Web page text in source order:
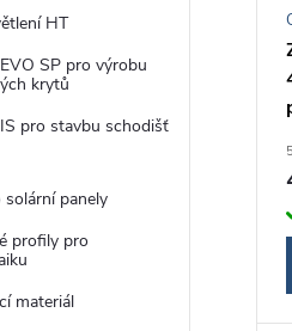
HT
SP pro výrobu
krytů
pro stavbu schodišť
panely
profily pro
materiál